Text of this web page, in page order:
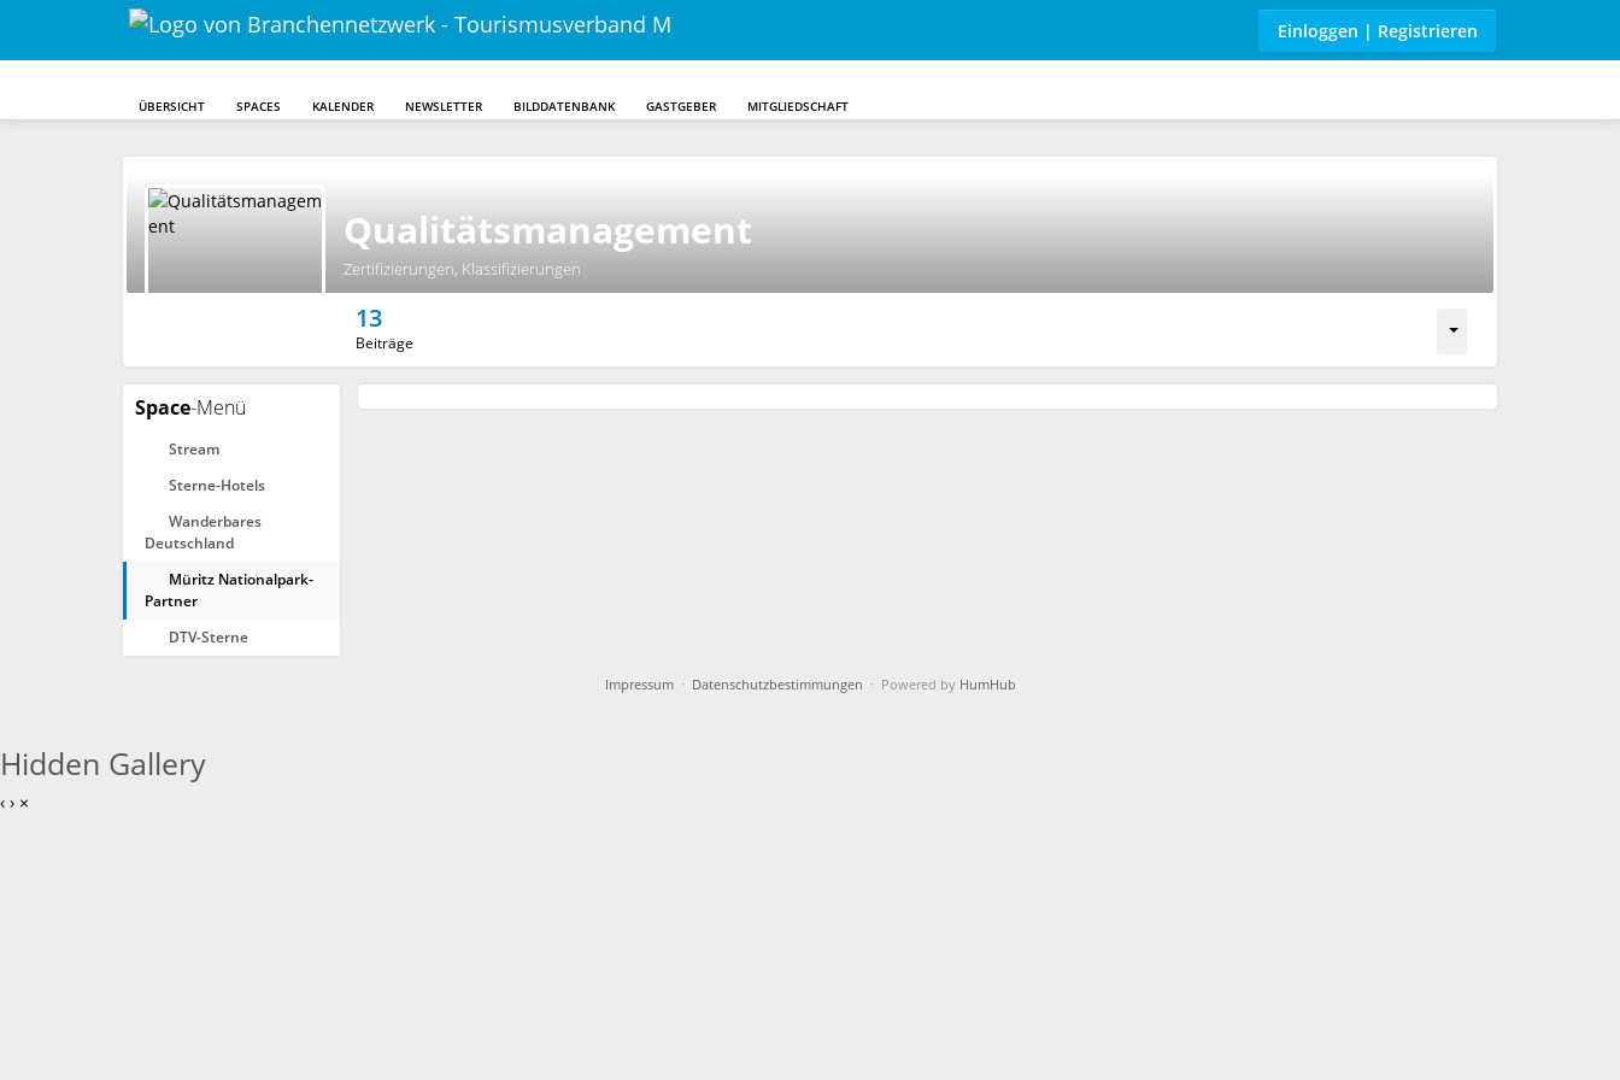
Einloggen | Registrieren
ÜBERSICHT SPACES KALENDER NEWSLETTER BILDDATENBANK GASTGEBER MITGLIEDSCHAFT
Qualitätsmanagement
Zertifizierungen, Klassifizierungen
13
Beiträge
Space-Menü
Stream
Sterne-Hotels
Wanderbares
Deutschland
Müritz Nationalpark-
Partner
DTV-Sterne
Impressum· Datenschutzbestimmungen · Powered by HumHub
Hidden Gallery
‹ › ×